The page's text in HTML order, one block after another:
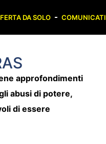
DA SOLO COMUNICATI
approfondimenti
abusi di potere,
di essere